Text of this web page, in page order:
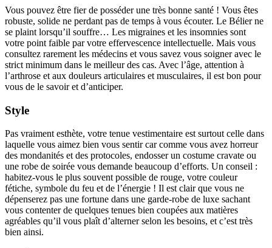
Vous pouvez être fier de posséder une très bonne santé ! Vous êtes
robuste, solide ne perdant pas de temps à vous écouter. Le Bélier ne
se plaint lorsqu’il souffre… Les migraines et les insomnies sont
votre point faible par votre effervescence intellectuelle. Mais vous
consultez rarement les médecins et vous savez vous soigner avec le
strict minimum dans le meilleur des cas. Avec l’âge, attention à
l’arthrose et aux douleurs articulaires et musculaires, il est bon pour
vous de le savoir et d’anticiper.
Style
Pas vraiment esthète, votre tenue vestimentaire est surtout celle dans
laquelle vous aimez bien vous sentir car comme vous avez horreur
des mondanités et des protocoles, endosser un costume cravate ou
une robe de soirée vous demande beaucoup d’efforts. Un conseil :
habitez-vous le plus souvent possible de rouge, votre couleur
fétiche, symbole du feu et de l’énergie ! Il est clair que vous ne
dépenserez pas une fortune dans une garde-robe de luxe sachant
vous contenter de quelques tenues bien coupées aux matières
agréables qu’il vous plaît d’alterner selon les besoins, et c’est très
bien ainsi.